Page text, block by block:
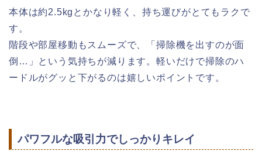
本体は約2.5kgとかなり軽く、持ち運びがとてもラクで
す。
階段や部屋移動もスムーズで、「掃除機を出すのが面
倒…」という気持ちが減ります。軽いだけで掃除のハ
ードルがグッと下がるのは嬉しいポイントです。
パワフルな吸引力でしっかりキレイ